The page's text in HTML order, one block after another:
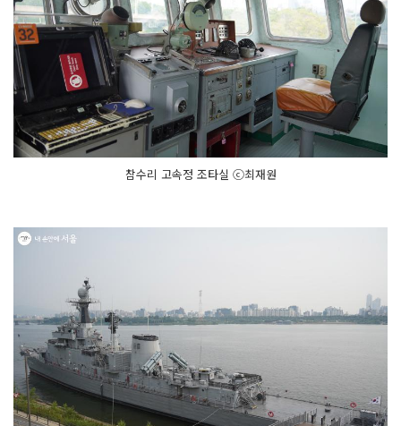
참수리 고속정 조타실 ⓒ최재원